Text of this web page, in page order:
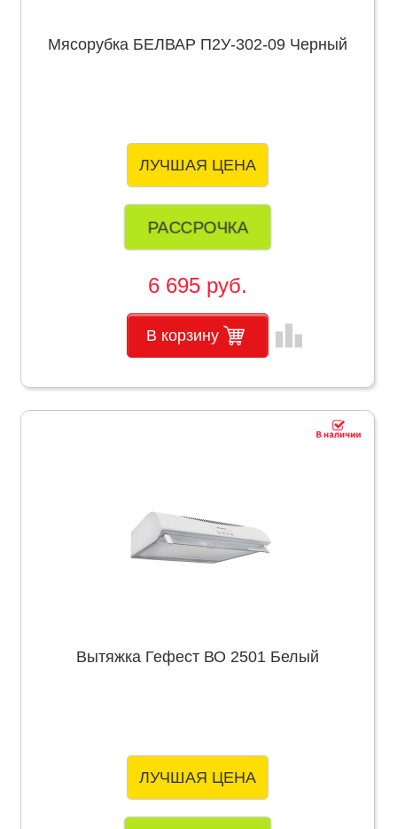
Мясорубка БЕЛВАР П2У-302-09 Черный
ЛУЧШАЯ ЦЕНА
РАССРОЧКА
6 695 руб.
В корзину leaderboard
Вытяжка Гефест ВО 2501 Белый
ЛУЧШАЯ ЦЕНА